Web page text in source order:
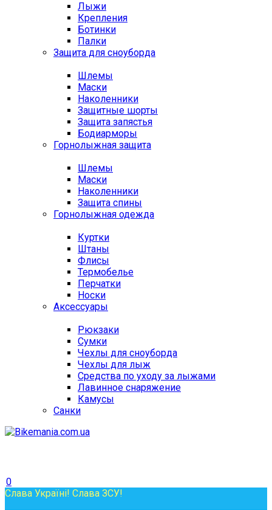
Лыжи
Крепления
Ботинки
Палки
Защита для сноуборда
Шлемы
Маски
Наколенники
Защитные шорты
Защита запястья
Бодиарморы
Горнолыжная защита
Шлемы
Маски
Наколенники
Защита спины
Горнолыжная одежда
Куртки
Штаны
Флисы
Термобелье
Перчатки
Носки
Аксессуары
Рюкзаки
Сумки
Чехлы для сноуборда
Чехлы для лыж
Средства по уходу за лыжами
Лавинное снаряжение
Камусы
Санки
0
Слава Україні! Слава ЗСУ!